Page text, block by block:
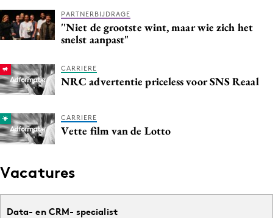
PARTNERBIJDRAGE
''Niet de grootste wint, maar wie zich het
snelst aanpast"
CARRIERE
NRC advertentie priceless voor SNS Reaal
CARRIERE
Vette film van de Lotto
Vacatures
Data- en CRM- specialist